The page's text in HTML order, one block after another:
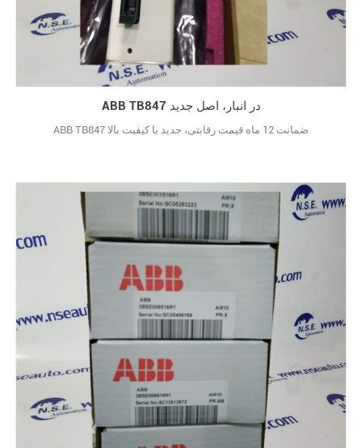
ABB TB847 در انبار، اصل جدید
ABB TB847 ضمانت 12 ماه قیمت رقابتی، جدید با کیفیت بالا